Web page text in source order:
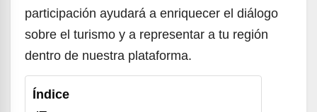
participación ayudará a enriquecer el diálogo
sobre el turismo y a representar a tu región
dentro de nuestra plataforma.
Índice